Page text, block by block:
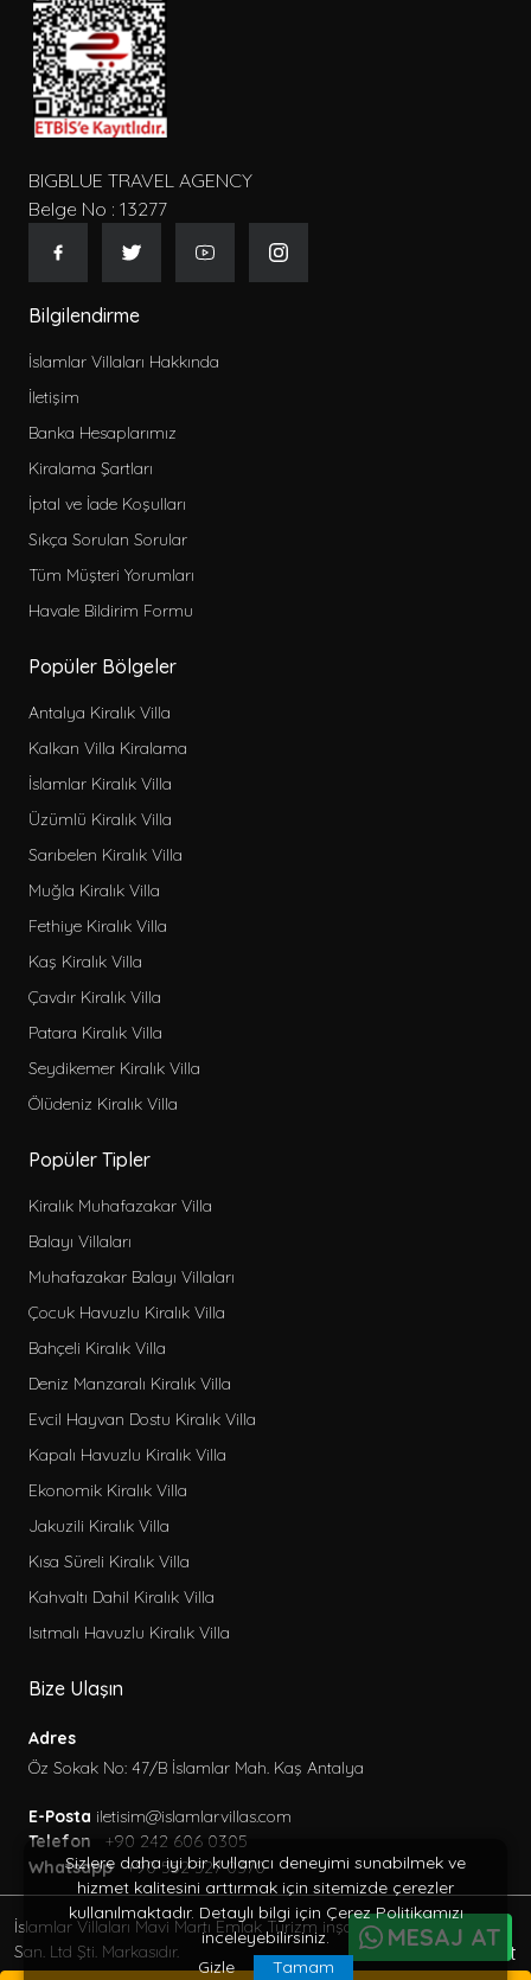
BIGBLUE TRAVEL AGENCY
Belge No : 13277
Bilgilendirme
İslamlar Villaları Hakkında
İletişim
Banka Hesaplarımız
Kiralama Şartları
İptal ve İade Koşulları
Sıkça Sorulan Sorular
Tüm Müşteri Yorumları
Havale Bildirim Formu
Popüler Bölgeler
Antalya Kiralık Villa
Kalkan Villa Kiralama
İslamlar Kiralık Villa
Üzümlü Kiralık Villa
Sarıbelen Kiralık Villa
Muğla Kiralık Villa
Fethiye Kiralık Villa
Kaş Kiralık Villa
Çavdır Kiralık Villa
Patara Kiralık Villa
Seydikemer Kiralık Villa
Ölüdeniz Kiralık Villa
Popüler Tipler
Kiralık Muhafazakar Villa
Balayı Villaları
Muhafazakar Balayı Villaları
Çocuk Havuzlu Kiralık Villa
Bahçeli Kiralık Villa
Deniz Manzaralı Kiralık Villa
Evcil Hayvan Dostu Kiralık Villa
Kapalı Havuzlu Kiralık Villa
Ekonomik Kiralık Villa
Jakuzili Kiralık Villa
Kısa Süreli Kiralık Villa
Kahvaltı Dahil Kiralık Villa
Isıtmalı Havuzlu Kiralık Villa
Bize Ulaşın
Adres
Öz Sokak No: 47/B İslamlar Mah. Kaş Antalya
E-Posta iletisim@islamlarvillas.com
Telefon
+90 242 606 0305
Whatsapp +90 552 527 0370
İslamlar Villaları Mavi Martı Emlak Turizm inşaat Tic. Ve
San. Ltd Şti. Markasıdır.
BöcekSoft
MESAJ AT
Sizlere daha iyi bir kullanıcı deneyimi sunabilmek ve
hizmet kalitesini arttırmak için sitemizde çerezler
kullanılmaktadır. Detaylı bilgi için Çerez Politikamızı
inceleyebilirsiniz.
Gizle
Tamam